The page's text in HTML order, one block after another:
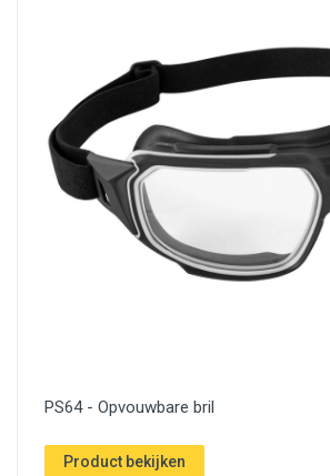
PS64 - Opvouwbare bril
Product bekijken